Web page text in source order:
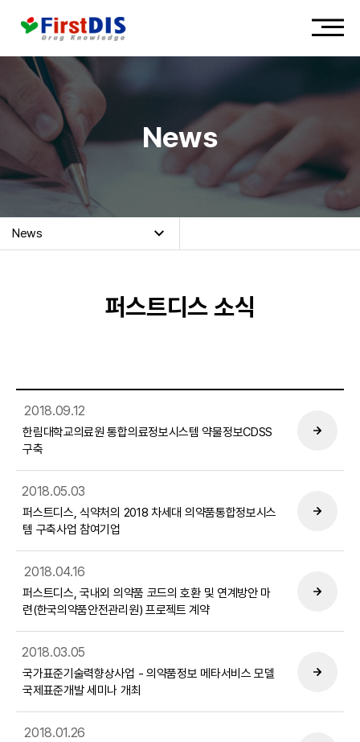
News
News
퍼스트디스 소식
2018.09.12
한림대학교의료원 통합의료정보시스템 약물정보CDSS
구축
2018.05.03
퍼스트디스, 식약처의 2018 차세대 의약품통합정보시스
템 구축사업 참여기업
2018.04.16
퍼스트디스, 국내외 의약품 코드의 호환 및 연계방안 마
련(한국의약품안전관리원) 프로젝트 계약
2018.03.05
국가표준기술력향상사업 - 의약품정보 메타서비스 모델
국제표준개발 세미나 개최
2018.01.26